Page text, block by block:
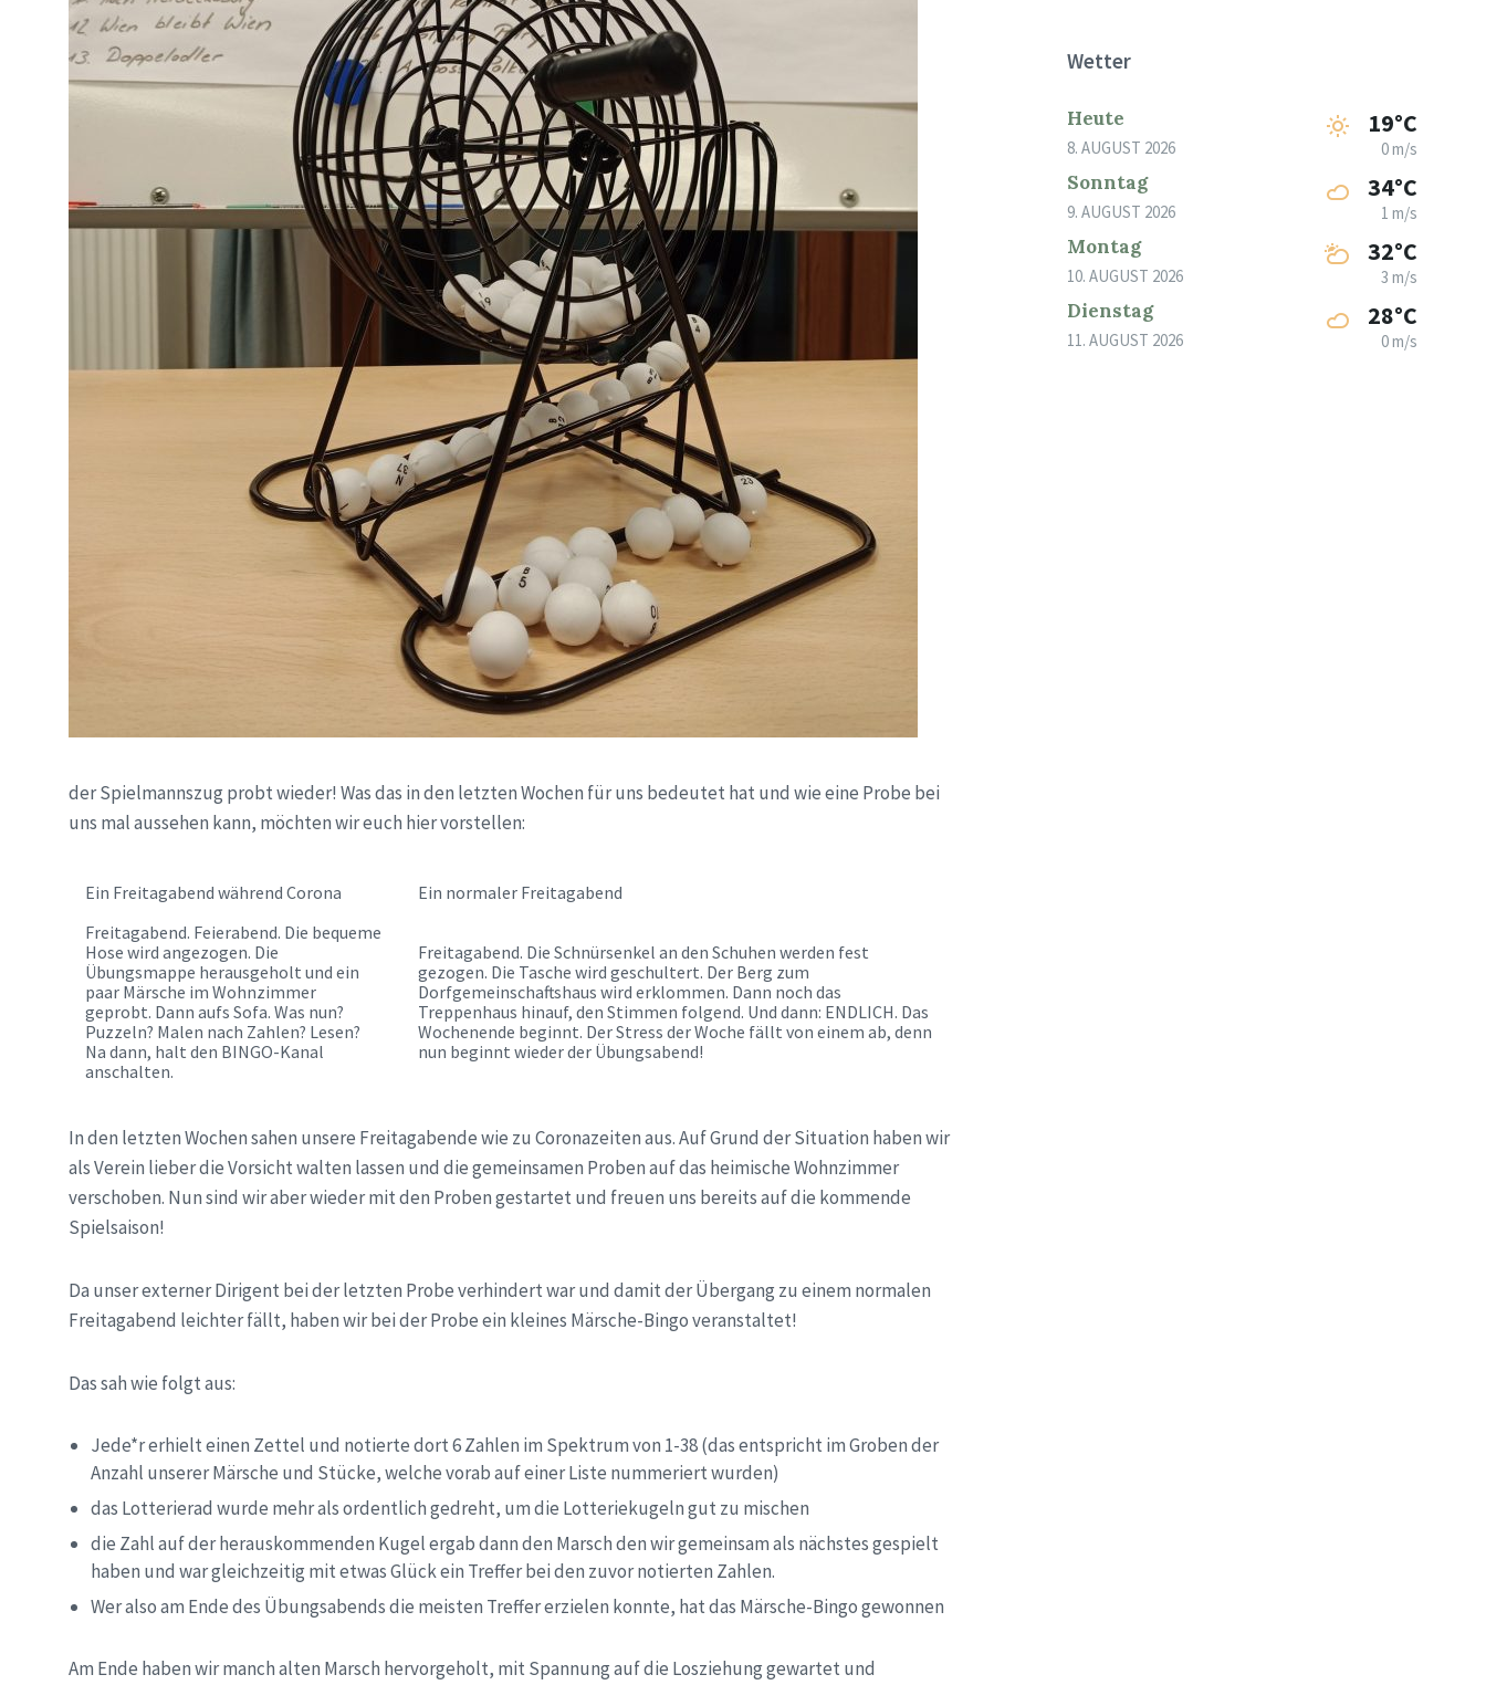
Liebe
Ottenhausener*innen,
der Spielmannszug probt wieder! Was das in den letzten Wochen für uns bedeutet hat und wie eine Probe bei
uns mal aussehen kann, möchten wir euch hier vorstellen:
Ein Freitagabend während Corona
Ein normaler Freitagabend
Freitagabend. Feierabend. Die bequeme
Hose wird angezogen. Die
Übungsmappe herausgeholt und ein
paar Märsche im Wohnzimmer
geprobt. Dann aufs Sofa. Was nun?
Puzzeln? Malen nach Zahlen? Lesen?
Na dann, halt den BINGO-Kanal
anschalten.
Freitagabend. Die Schnürsenkel an den Schuhen werden fest
gezogen. Die Tasche wird geschultert. Der Berg zum
Dorfgemeinschaftshaus wird erklommen. Dann noch das
Treppenhaus hinauf, den Stimmen folgend. Und dann: ENDLICH. Das
Wochenende beginnt. Der Stress der Woche fällt von einem ab, denn
nun beginnt wieder der Übungsabend!
In den letzten Wochen sahen unsere Freitagabende wie zu Coronazeiten aus. Auf Grund der Situation haben wir
als Verein lieber die Vorsicht walten lassen und die gemeinsamen Proben auf das heimische Wohnzimmer
verschoben. Nun sind wir aber wieder mit den Proben gestartet und freuen uns bereits auf die kommende
Spielsaison!
Da unser externer Dirigent bei der letzten Probe verhindert war und damit der Übergang zu einem normalen
Freitagabend leichter fällt, haben wir bei der Probe ein kleines Märsche-Bingo veranstaltet!
Das sah wie folgt aus:
Jede*r erhielt einen Zettel und notierte dort 6 Zahlen im Spektrum von 1-38 (das entspricht im Groben der
Anzahl unserer Märsche und Stücke, welche vorab auf einer Liste nummeriert wurden)
das Lotterierad wurde mehr als ordentlich gedreht, um die Lotteriekugeln gut zu mischen
die Zahl auf der herauskommenden Kugel ergab dann den Marsch den wir gemeinsam als nächstes gespielt
haben und war gleichzeitig mit etwas Glück ein Treffer bei den zuvor notierten Zahlen.
Wer also am Ende des Übungsabends die meisten Treffer erzielen konnte, hat das Märsche-Bingo gewonnen
Am Ende haben wir manch alten Marsch hervorgeholt, mit Spannung auf die Losziehung gewartet und
Wetter
Heute
8. AUGUST 2026
19°C
0 m/s
Sonntag
9. AUGUST 2026
34°C
1 m/s
Montag
10. AUGUST 2026
32°C
3 m/s
Dienstag
11. AUGUST 2026
28°C
0 m/s